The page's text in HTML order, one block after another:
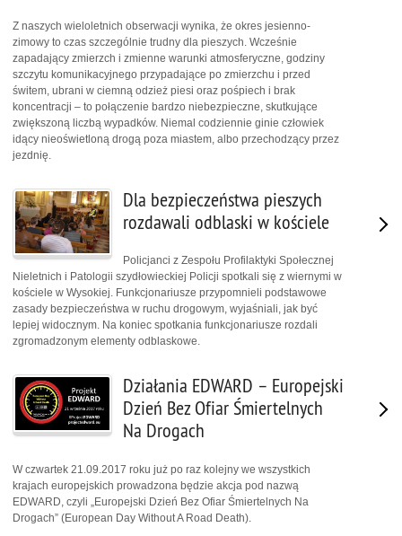
Z naszych wieloletnich obserwacji wynika, że okres jesienno-
zimowy to czas szczególnie trudny dla pieszych. Wcześnie
zapadający zmierzch i zmienne warunki atmosferyczne, godziny
szczytu komunikacyjnego przypadające po zmierzchu i przed
świtem, ubrani w ciemną odzież piesi oraz pośpiech i brak
koncentracji – to połączenie bardzo niebezpieczne, skutkujące
zwiększoną liczbą wypadków. Niemal codziennie ginie człowiek
idący nieoświetloną drogą poza miastem, albo przechodzący przez
jezdnię.
Dla bezpieczeństwa pieszych
rozdawali odblaski w kościele
Policjanci z Zespołu Profilaktyki Społecznej
Nieletnich i Patologii szydłowieckiej Policji spotkali się z wiernymi w
kościele w Wysokiej. Funkcjonariusze przypomnieli podstawowe
zasady bezpieczeństwa w ruchu drogowym, wyjaśniali, jak być
lepiej widocznym. Na koniec spotkania funkcjonariusze rozdali
zgromadzonym elementy odblaskowe.
Działania EDWARD – Europejski
Dzień Bez Ofiar Śmiertelnych
Na Drogach
W czwartek 21.09.2017 roku już po raz kolejny we wszystkich
krajach europejskich prowadzona będzie akcja pod nazwą
EDWARD, czyli „Europejski Dzień Bez Ofiar Śmiertelnych Na
Drogach” (European Day Without A Road Death).